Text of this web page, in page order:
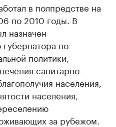
в полпредстве на
по 2010 годы. В
назначен
по
политики,
санитарно-
населения,
населения,
за рубежом.